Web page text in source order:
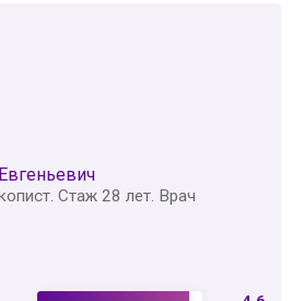
Стаж 28 лет. Врач